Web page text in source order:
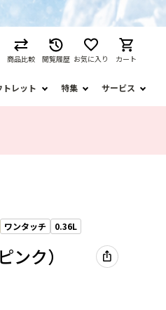
商品比較 閲覧履歴 お気に入り カート
トレット 特集 サービス
ワンタッチ 0.36L
ンク）